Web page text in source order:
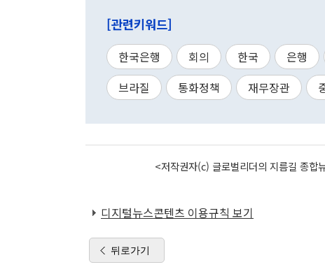
[관련키워드]
한국은행 회의 한국 은행
브라질
통화정책 재무장관
<저작권자(c) 글로벌리더의 지름길 종
디지털뉴스콘텐츠 이용규칙 보기
뒤로가기